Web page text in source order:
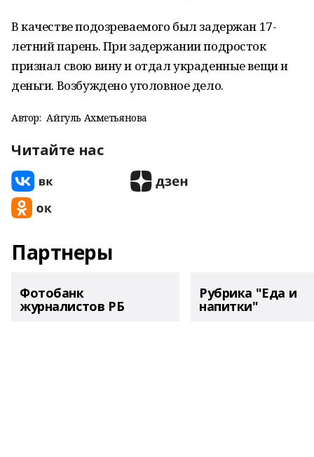
В качестве подозреваемого был задержан 17-
летний парень. При задержании подросток
признал свою вину и отдал украденные вещи и
деньги. Возбуждено уголовное дело.
Автор: Айгуль Ахметьянова
Читайте нас
Партнеры
Фотобанк
журналистов РБ
Рубрика "Еда и
напитки"